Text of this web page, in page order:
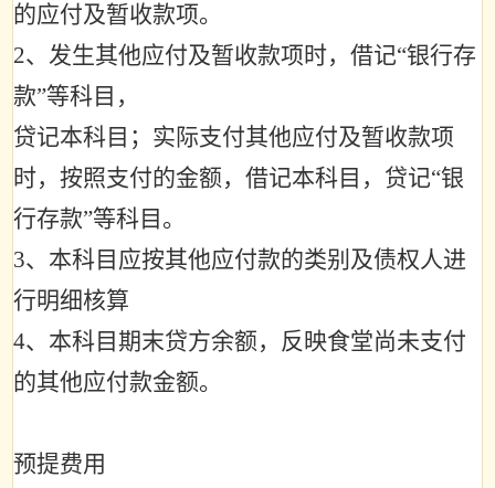
的应付及暂收款项。
2、发生其他应付及暂收款项时，借记“银行存
款”等科目，
贷记本科目；实际支付其他应付及暂收款项
时，按照支付的金额，借记本科目，贷记“银
行存款”等科目。
3、本科目应按其他应付款的类别及债权人进
行明细核算
4、本科目期末贷方余额，反映食堂尚未支付
的其他应付款金额。
预提费用